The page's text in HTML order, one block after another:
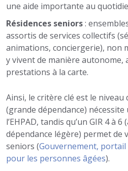
une aide importante au
Résidences seniors:
assortis de services collectifs
animations, conciergerie), non
y vivent de manière autonome,
prestations à la carte.
Ainsi, le critère clé est le niveau
(grande dépendance)
l’EHPAD, tandis qu’un GIR 4 à
dépendance légère) permet de
seniors (Gouvernement,
pour les personnes âgées).